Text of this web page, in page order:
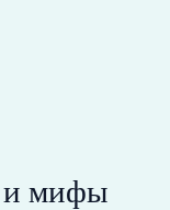
и мифы